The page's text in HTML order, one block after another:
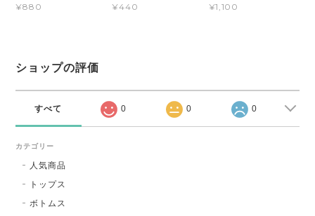
¥880
¥440
¥1,100
ショップの評価
すべて 0 0 0
カテゴリー
人気商品
トップス
ボトムス